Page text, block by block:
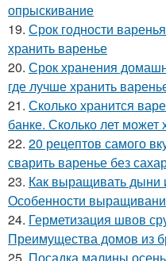
опрыскивание
19. Срок годности
хранить варенье
20. Срок хранения
где лучше хранить
21. Сколько хранится
банке. Сколько лет может
22. 20 рецептов самого
сварить варенье без
23. Как выращивать дыни
Особенности
24. Герметизация швов
Преимущества домов из